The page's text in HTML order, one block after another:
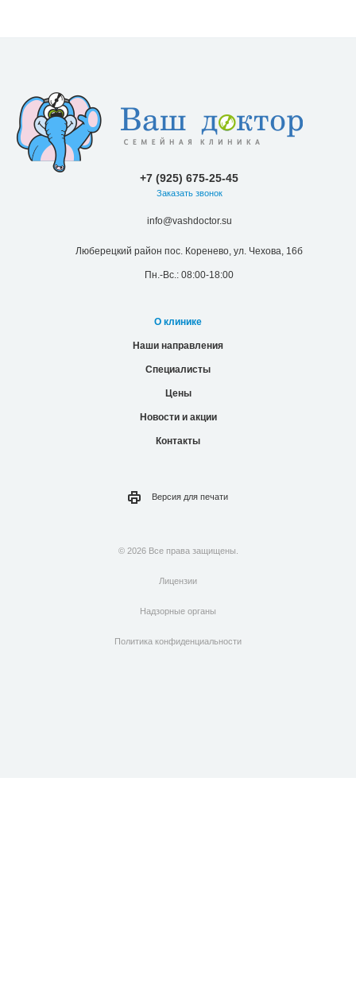
+7 (925) 675-25-45
Заказать звонок
info@vashdoctor.su
Люберецкий район пос. Коренево, ул. Чехова, 16б
Пн.-Вс.: 08:00-18:00
О клинике
Наши направления
Специалисты
Цены
Новости и акции
Контакты
Версия для печати
© 2026 Все права защищены.
Лицензии
Надзорные органы
Политика конфиденциальности